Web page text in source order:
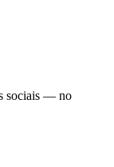
sociais — no